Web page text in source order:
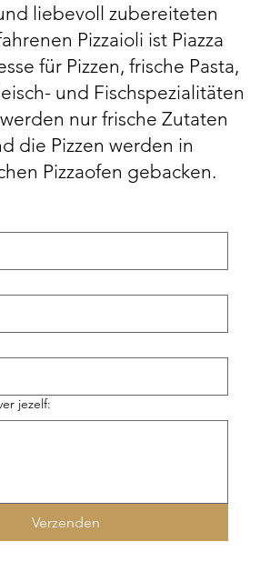
liebevoll zubereiteten
Pizzaioli ist Piazza
für Pizzen, frische Pasta,
und Fischspezialitäten
nur frische Zutaten
die Pizzen werden in
Pizzaofen gebacken.
jezelf:
Verzenden